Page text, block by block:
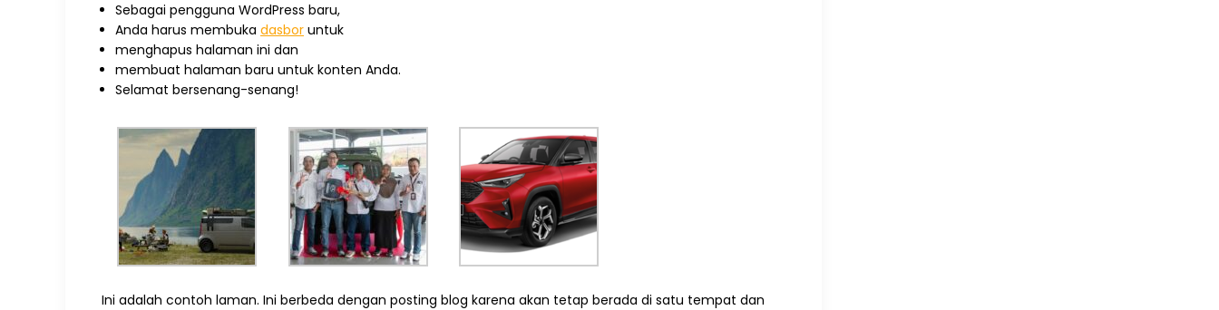
Sebagai pengguna WordPress baru,
Anda harus membuka dasbor untuk
menghapus halaman ini dan
membuat halaman baru untuk konten Anda.
Selamat bersenang-senang!
Ini adalah contoh laman. Ini berbeda dengan posting blog karena akan tetap berada di satu tempat dan